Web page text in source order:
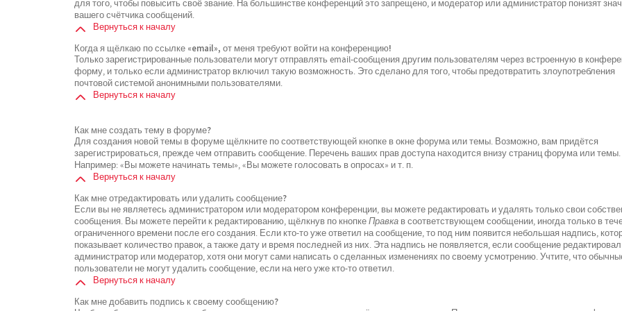
для того, чтобы повысить своё звание. На большинстве конференций это запрещено, и модератор или администратор понизят
вашего счётчика сообщений.
Вернуться к началу
Когда я щёлкаю по ссылке «email», от меня требуют войти на конференцию!
Только зарегистрированные пользователи могут отправлять email-сообщения другим пользователям через встроенную в
форму, и только если администратор включил такую возможность. Это сделано для того, чтобы предотвратить злоупотребления
почтовой системой анонимными пользователями.
Вернуться к началу
Как мне создать тему в форуме?
Для создания новой темы в форуме щёлкните по соответствующей кнопке в окне форума или темы. Возможно, вам придётся
зарегистрироваться, прежде чем отправить сообщение. Перечень ваших прав доступа находится внизу страниц форума или темы.
Например: «Вы можете начинать темы», «Вы можете голосовать в опросах» и т. п.
Вернуться к началу
Как мне отредактировать или удалить сообщение?
Если вы не являетесь администратором или модератором конференции, вы можете редактировать и удалять только свои
сообщения. Вы можете перейти к редактированию, щёлкнув по кнопкеПравка в соответствующем сообщении, иногда только в
ограниченного времени после его создания. Если кто-то уже ответил на сообщение, то под ним появится небольшая надпись,
показывает количество правок, а также дату и время последней из них. Эта надпись не появляется, если сообщение редактировал
администратор или модератор, хотя они могут сами написать о сделанных изменениях по своему усмотрению. Учтите, что
пользователи не могут удалить сообщение, если на него уже кто-то ответил.
Вернуться к началу
Как мне добавить подпись к своему сообщению?